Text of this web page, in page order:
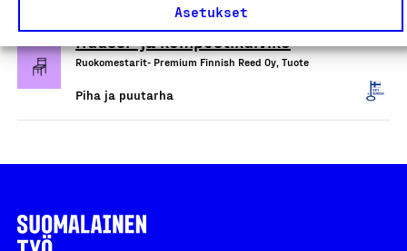
Asetukset
Huussi- ja kompostikuivike
Ruokomestarit- Premium Finnish Reed Oy, Tuote
Piha ja puutarha